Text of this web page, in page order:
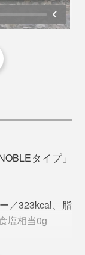
のだとか。
ミツの量はス
ぜ合わせて巣
の効能が知ら
なくらいさっ
込む感覚。
巣に運んで、
えると、あり
タイプ」
／323kcal、脂
塩相当0g